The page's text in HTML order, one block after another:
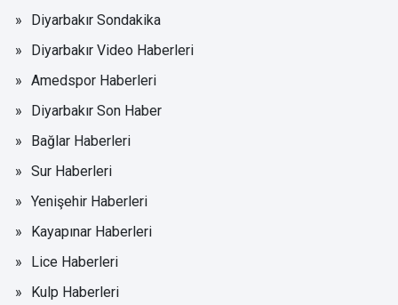
Diyarbakır Sondakika
Diyarbakır Video Haberleri
Amedspor Haberleri
Diyarbakır Son Haber
Bağlar Haberleri
Sur Haberleri
Yenişehir Haberleri
Kayapınar Haberleri
Lice Haberleri
Kulp Haberleri